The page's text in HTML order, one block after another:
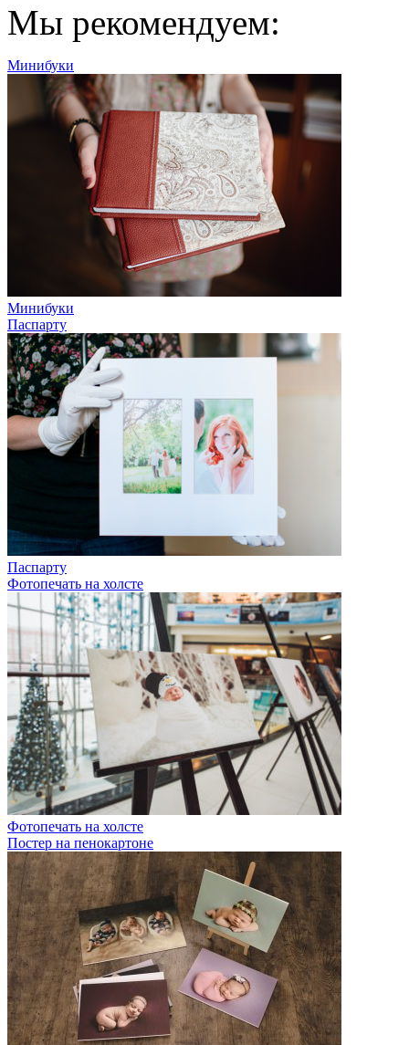
Мы рекомендуем:
Минибуки
Минибуки
Паспарту
Паспарту
Фотопечать на холсте
Фотопечать на холсте
Постер на пенокартоне